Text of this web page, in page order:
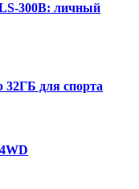
300B: личный
для спорта